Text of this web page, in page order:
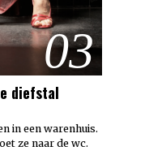
03
diefstal
in een warenhuis.
ze naar de wc.